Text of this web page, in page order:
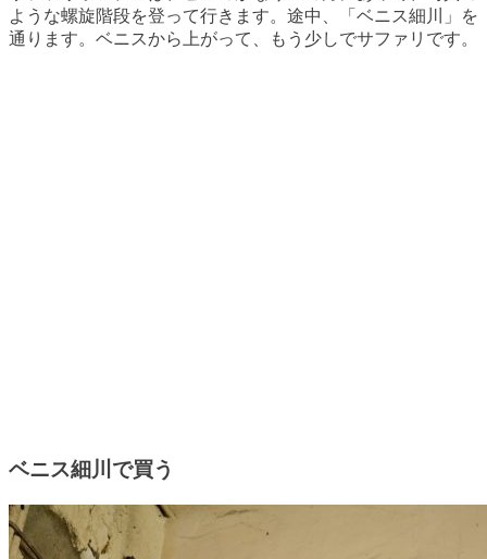
ような螺旋階段を登って行きます。途中、「ベニス細川」を
通ります。ベニスから上がって、もう少しでサファリです。
ベニス細川で買う